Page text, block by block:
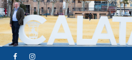
FACEBOOK
YOUTUBE
INSTAGRAM